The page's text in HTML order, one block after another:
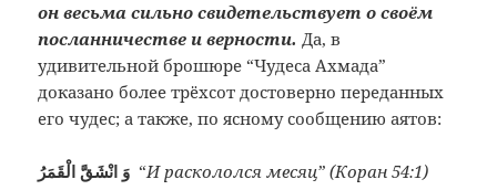
он весьма сильно свидетельствует о своём
посланничестве и верности.Да, в
удивительной брошюре “Чудеса Ахмада”
доказано более трёхсот достоверно переданных
его чудес; а также, по ясному сообщению аятов:
“И раскололся месяц” (Коран 54:1)